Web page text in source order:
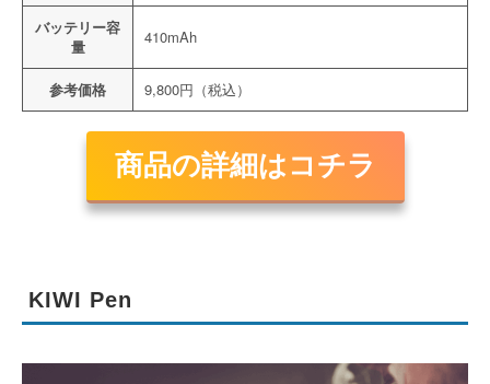
バッテリー容
量
410mAh
参考価格 9,800円（税込）
商品の詳細はコチラ
KIWI Pen